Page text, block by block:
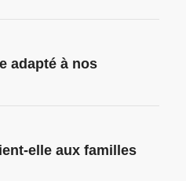
adapté à nos
elle aux familles